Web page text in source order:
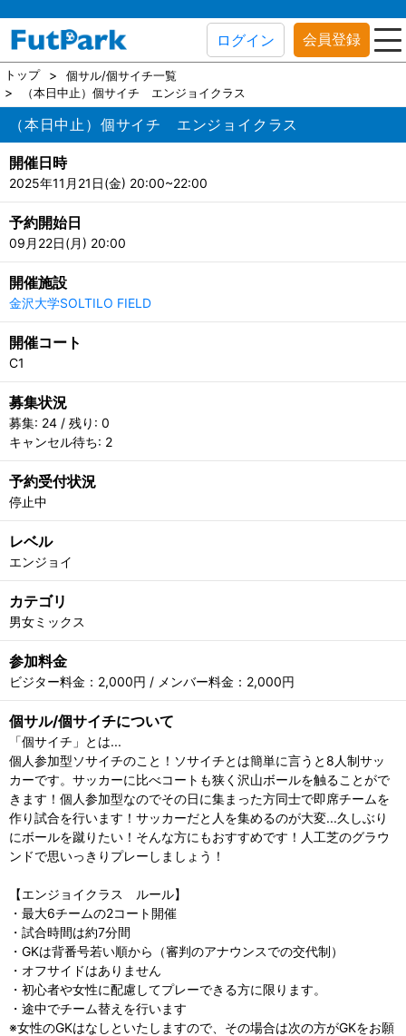
ログイン 会員登録
トップ
個サル/個サイチ一覧
（本日中止）個サイチ エンジョイクラス
（本日中止）個サイチ エンジョイクラス
開催日時
2025年11月21日(金) 20:00~22:00
予約開始日
09月22日(月) 20:00
開催施設
金沢大学SOLTILO FIELD
開催コート
C1
募集状況
募集: 24 / 残り: 0
キャンセル待ち: 2
予約受付状況
停止中
レベル
エンジョイ
カテゴリ
男女ミックス
参加料金
ビジター料金：2,000円 / メンバー料金：2,000円
個サル/個サイチについて
「個サイチ」とは...
個人参加型ソサイチのこと！ソサイチとは簡単に言うと8人制サッ
カーです。サッカーに比べコートも狭く沢山ボールを触ることがで
きます！個人参加型なのでその日に集まった方同士で即席チームを
作り試合を行います！サッカーだと人を集めるのが大変...久しぶり
にボールを蹴りたい！そんな方にもおすすめです！人工芝のグラウ
ンドで思いっきりプレーしましょう！
【エンジョイクラス ルール】
・最大6チームの2コート開催
・試合時間は約7分間
・GKは背番号若い順から（審判のアナウンスでの交代制）
・オフサイドはありません
・初心者や女性に配慮してプレーできる方に限ります。
・途中でチーム替えを行います
※女性のGKはなしといたしますので、その場合は次の方がGKをお願